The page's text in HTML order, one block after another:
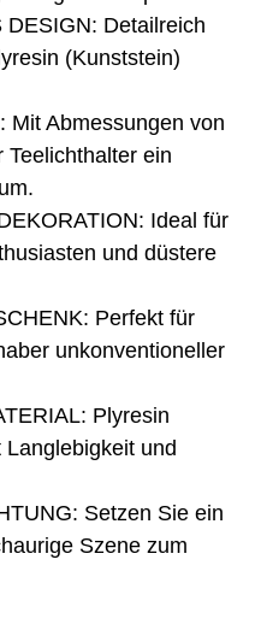
Detailreich
(Kunststein)
Mit Abmessungen von
Teelichthalter ein
Ideal für
und düstere
Perfekt für
unkonventioneller
Plyresin
und
Setzen Sie ein
Szene zum